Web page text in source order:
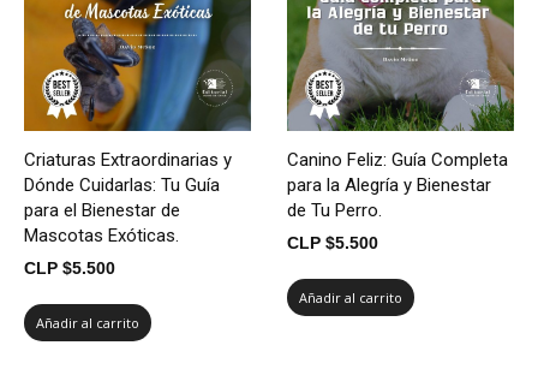
Criaturas Extraordinarias y
Dónde Cuidarlas: Tu Guía
para el Bienestar de
Mascotas Exóticas.
CLP $5.500
Añadir al carrito
Canino Feliz: Guía Completa
para la Alegría y Bienestar
de Tu Perro.
CLP $5.500
Añadir al carrito